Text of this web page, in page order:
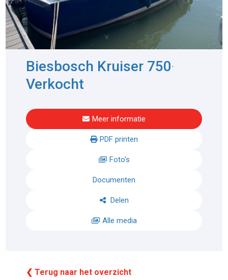
Biesbosch Kruiser 750-
Verkocht
Meer informatie
PDF printen
Foto's
Documenten
Delen
Alle media
❮ Terug naar het overzicht